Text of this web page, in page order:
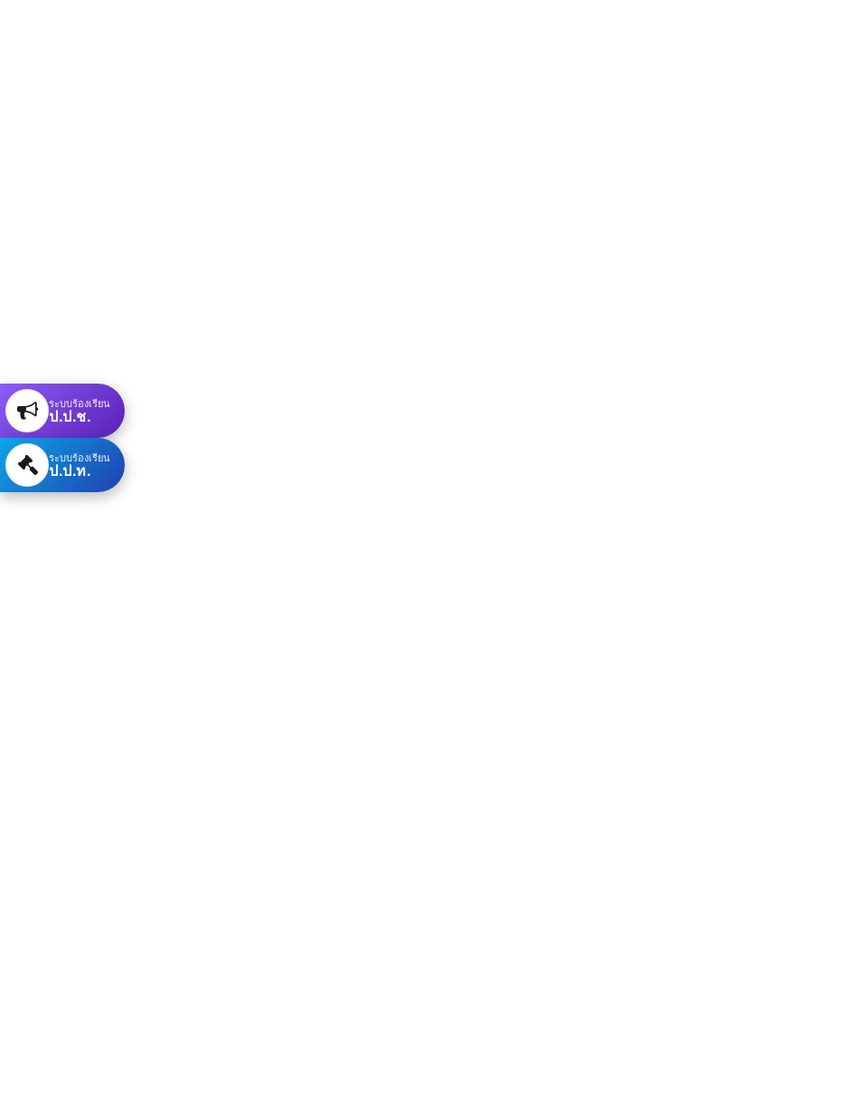
ระบบร้องเรียน
ป.ป.ช.
ระบบร้องเรียน
ป.ป.ท.